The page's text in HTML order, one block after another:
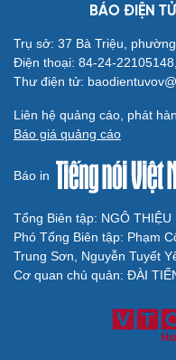
Du lịch
Tư vấn
Săn Tour
BÁO ĐIỆN
Trụ sở: 37 Bà Triệu,
Điện thoại: 84-24-
Thư điện tử:
Liên hệ quảng cáo, phát
Báo giá quảng cáo
Báo in
Tổng Biên tập: NGÔ THIỆU
Phó Tổng Biên tập: Phạm
Trung Sơn, Nguyễn Tuyết
Cơ quan chủ quản: ĐÀI